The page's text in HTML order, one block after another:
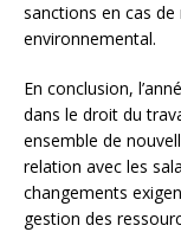
sanctions en cas
environnemental.
En conclusion,
dans le droit du
ensemble de
relation avec les
changements
gestion des